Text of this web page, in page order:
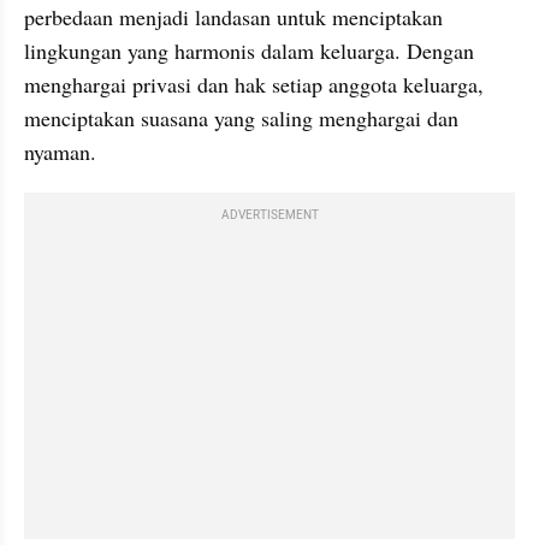
perbedaan menjadi landasan untuk menciptakan
lingkungan yang harmonis dalam keluarga. Dengan
menghargai privasi dan hak setiap anggota keluarga,
menciptakan suasana yang saling menghargai dan
nyaman.
ADVERTISEMENT